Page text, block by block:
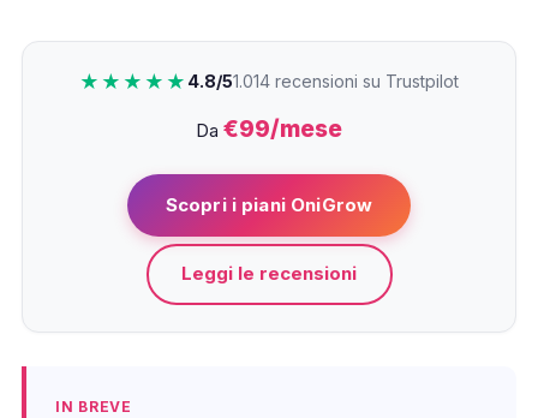
★★★★★ 4.8/51.014 recensioni su Trustpilot
Da €99/mese
Scopri i piani OniGrow
Leggi le recensioni
IN BREVE